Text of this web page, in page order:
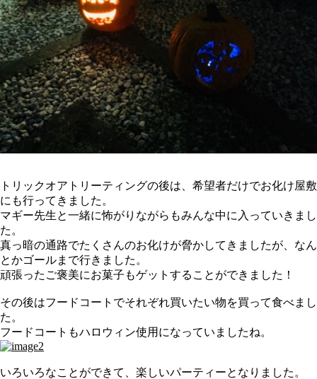
トリックオアトリーティングの後は、希望者だけでお化け屋敷
にも行ってきました。
マギー先生と一緒に怖がりながらもみんな中に入っていきまし
た。
真っ暗の通路でたくさんのお化けが脅かしてきましたが、なん
とかゴールまで行きました。
頑張ったご褒美にお菓子もゲットすることができました！
その後はフードコートでそれぞれ買いたい物を買って食べまし
た。
フードコートもハロウィン使用になっていましたね。
いろいろなことができて、楽しいパーティーとなりました。